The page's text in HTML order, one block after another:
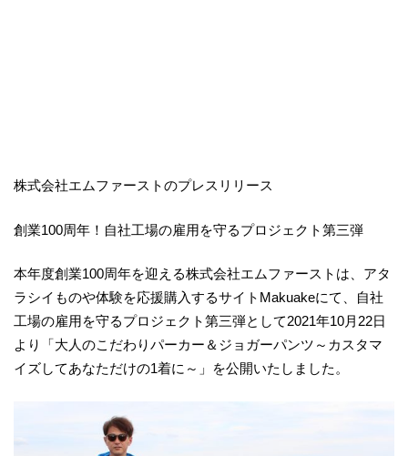
株式会社エムファーストのプレスリリース
創業100周年！自社工場の雇用を守るプロジェクト第三弾
本年度創業100周年を迎える株式会社エムファーストは、アタ
ラシイものや体験を応援購入するサイトMakuakeにて、自社
工場の雇用を守るプロジェクト第三弾として2021年10月22日
より「大人のこだわりパーカー＆ジョガーパンツ～カスタマ
イズしてあなただけの1着に～」を公開いたしました。